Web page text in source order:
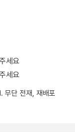
세요
세요
단 전재, 재배포